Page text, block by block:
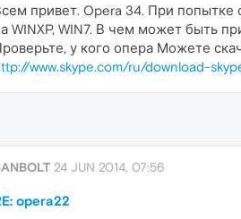
привет. Opera 34. При попытке
WINXP, WIN7. В чем может быть
у кого опера Можете
www.skype.com/ru/download-
24 JUN 2014, 07:56
opera22